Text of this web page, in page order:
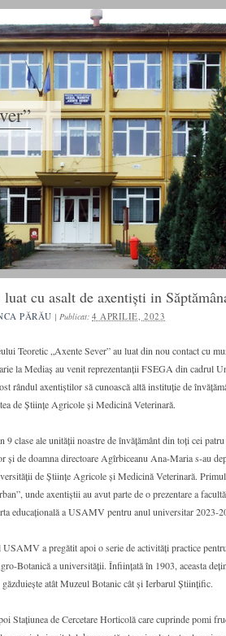
cu asalt de axentiști in
PĂRĂU | Publicat: 4 APRILIE, 2023
Teoretic „Axente Sever” au luat din nou contact cu
la Mediaș au venit reprezentanții FSEGA din cadrul
rândul axentiștilor să cunoască altă instituție de
de Științe Agricole și Medicină Veterinară.
9 clase ale unității noastre de învățământ din toți cei
și de doamna directoare Agîrbiceanu Ana-Maria s-au
de Științe Agricole și Medicină Veterinară.
unde axentiștii au avut parte de o prezentare a
educațională a USAMV pentru anul universitar 2023-
USAMV a pregătit apoi o serie de activități practice
Botanică a universității. Înființată în 1903, aceasta
găzduiește atât Muzeul Botanic cât și Ierbarul Științific.
Stațiunea de Cercetare Horticolă care cuprinde pomi